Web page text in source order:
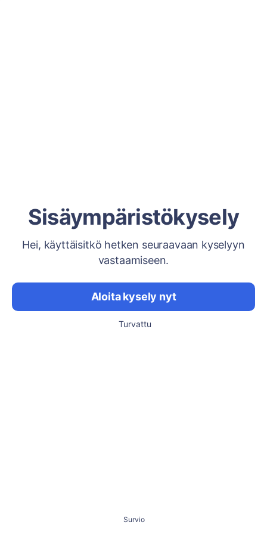
Sisäympäristökysely
Hei, käyttäisitkö hetken seuraavaan kyselyyn
vastaamiseen.
Aloita kysely nyt
Turvattu
Survio